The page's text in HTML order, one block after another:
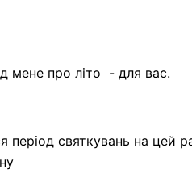
мене про літо - для вас.
період святкувань на цей